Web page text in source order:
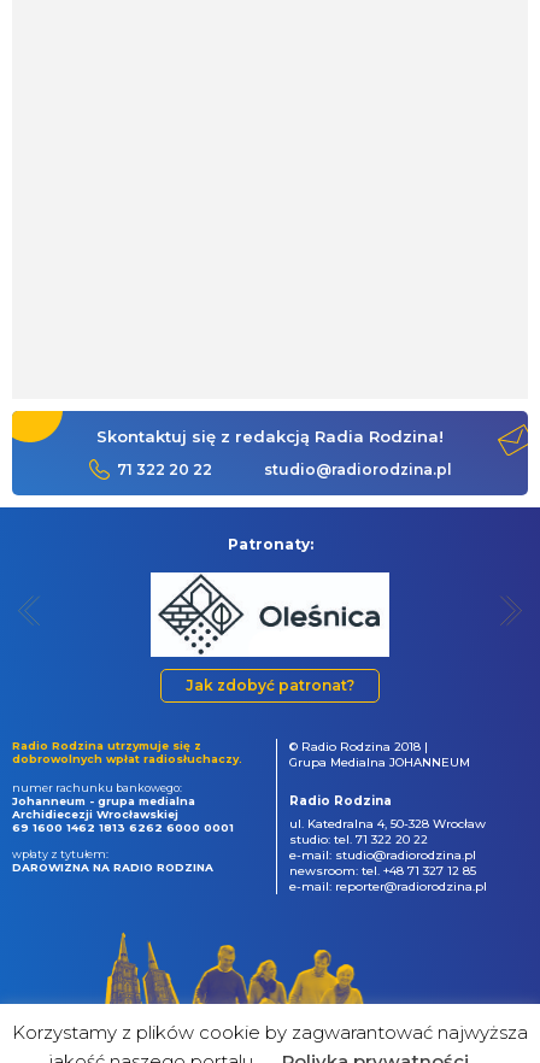
Skontaktuj się z redakcją Radia Rodzina!
71 322 20 22 studio@radiorodzina.pl
Patronaty:
Jak zdobyć patronat?
Radio Rodzina utrzymuje się z
dobrowolnych wpłat radiosłuchaczy.
numer rachunku bankowego:
Johanneum - grupa medialna
Archidiecezji Wrocławskiej
69 1600 1462 1813 6262 6000 0001
wpłaty z tytułem:
DAROWIZNA NA RADIO RODZINA
© Radio Rodzina 2018 |
Grupa Medialna JOHANNEUM
Radio Rodzina
ul. Katedralna 4, 50-328 Wrocław
studio: tel. 71 322 20 22
e-mail: studio@radiorodzina.pl
newsroom: tel. +48 71 327 12 85
e-mail: reporter@radiorodzina.pl
Korzystamy z plików cookie by zagwarantować najwyższa